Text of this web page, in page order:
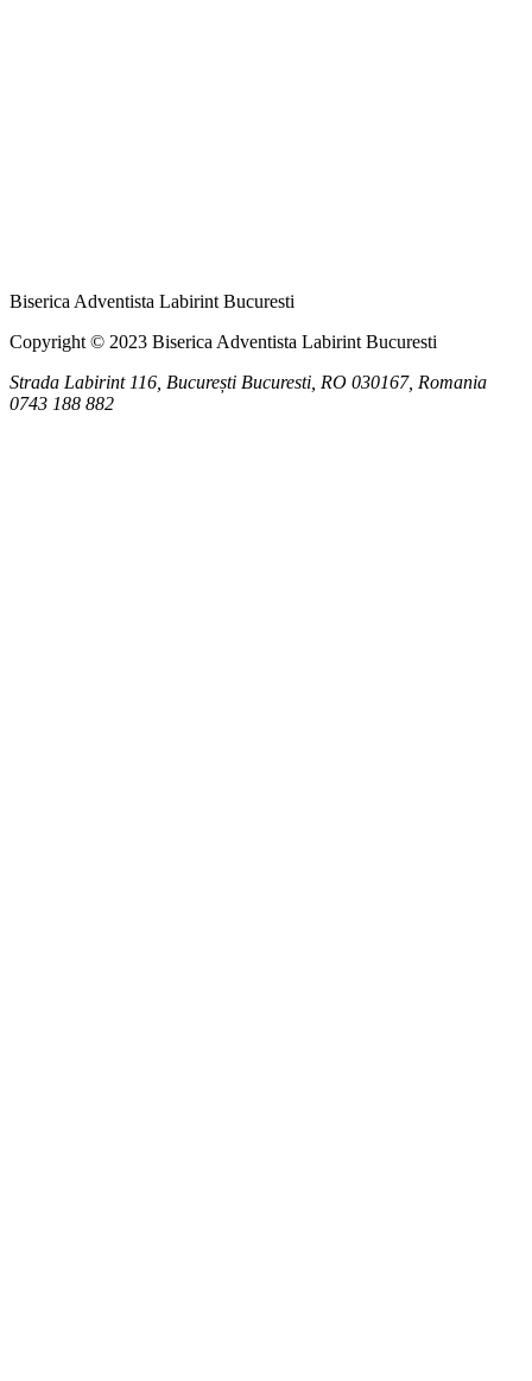
Biserica Adventista Labirint Bucuresti
Copyright © 2023 Biserica Adventista Labirint Bucuresti
Strada Labirint 116, București Bucuresti RO 030167, Romania
0743 188 882